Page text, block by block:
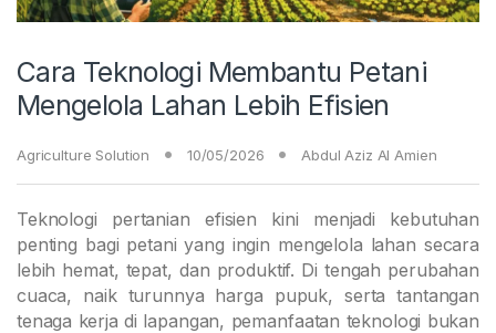
Cara Teknologi Membantu Petani
Mengelola Lahan Lebih Efisien
Agriculture Solution 10/05/2026 Abdul Aziz Al Amien
Teknologi pertanian efisien kini menjadi kebutuhan
penting bagi petani yang ingin mengelola lahan secara
lebih hemat, tepat, dan produktif. Di tengah perubahan
cuaca, naik turunnya harga pupuk, serta tantangan
tenaga kerja di lapangan, pemanfaatan teknologi bukan